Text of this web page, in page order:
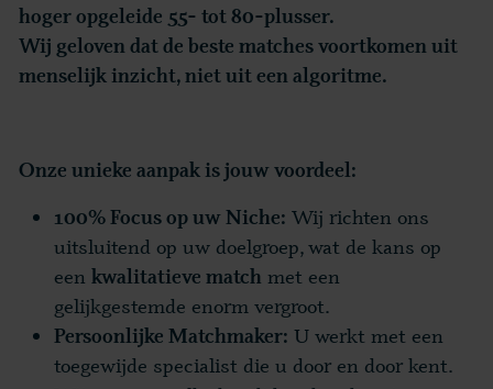
hoger opgeleide 55- tot 80-plusser.
Wij geloven dat de beste matches voortkomen uit
menselijk inzicht, niet uit een algoritme.
Onze unieke aanpak is jouw voordeel:
100% Focus op uw Niche: Wij richten ons
uitsluitend op uw doelgroep, wat de kans op
eenkwalitatieve match met een
gelijkgestemde enorm vergroot.
Persoonlijke Matchmaker: U werkt met een
toegewijde specialist die u door en door kent.